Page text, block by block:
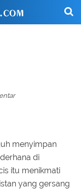
menyimpan
di
itu menikmati
yang gersang